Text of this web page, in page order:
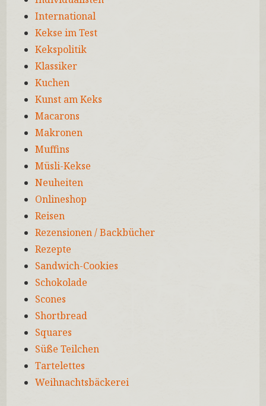
International
Kekse im Test
Kekspolitik
Klassiker
Kuchen
Kunst am Keks
Macarons
Makronen
Muffins
Müsli-Kekse
Neuheiten
Onlineshop
Reisen
Rezensionen / Backbücher
Rezepte
Sandwich-Cookies
Schokolade
Scones
Shortbread
Squares
Süße Teilchen
Tartelettes
Weihnachtsbäckerei